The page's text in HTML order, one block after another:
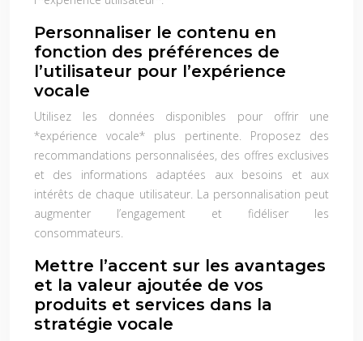
Personnaliser le contenu en
fonction des préférences de
l’utilisateur pour l’expérience
vocale
Utilisez les données disponibles pour offrir une
*expérience vocale* plus pertinente. Proposez des
recommandations personnalisées, des offres exclusives
et des informations adaptées aux besoins et aux
intérêts de chaque utilisateur. La personnalisation peut
augmenter l’engagement et fidéliser les
consommateurs.
Mettre l’accent sur les avantages
et la valeur ajoutée de vos
produits et services dans la
stratégie vocale